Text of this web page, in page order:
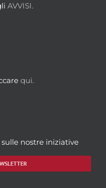
AVVISI.
qui.
nostre iniziative